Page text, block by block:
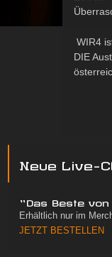
WIR4
DIE
Neue Live-
"Das Beste
Erhältlich nur im
JETZT BESTELLEN